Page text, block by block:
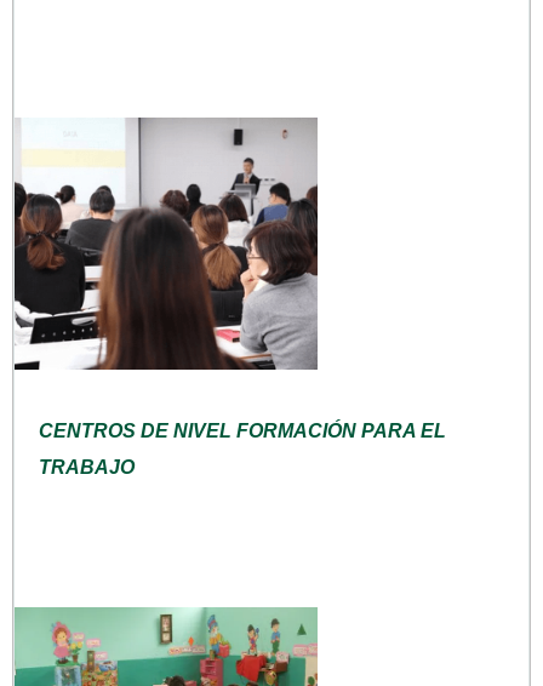
CENTROS DE NIVEL FORMACIÓN PARA EL
TRABAJO